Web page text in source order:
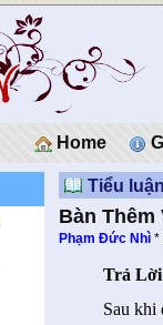
Home
Tiểu
Bàn Thêm
Phạm Đức Nhì *
Trả
Sau khi